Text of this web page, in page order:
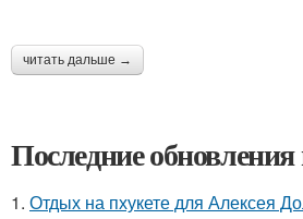
читать дальше →
Последние обновления
1. Отдых на пхукете для Алексея